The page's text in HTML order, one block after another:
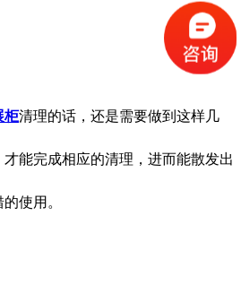
柜清理的话，还是需要做到这样几
能完成相应的清理，进而能散发出
使用。